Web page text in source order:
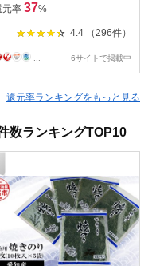
元率 37%
4.4 （296件）
... 6サイトで掲載中
還元率ランキングをもっと見る
数ランキングTOP10